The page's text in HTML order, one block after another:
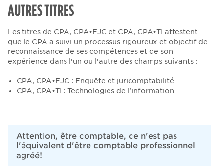
AUTRES TITRES
Les titres de CPA, CPA•EJC et CPA, CPA•TI attestent
que le CPA a suivi un processus rigoureux et objectif de
reconnaissance de ses compétences et de son
expérience dans l’un ou l’autre des champs suivants :
CPA, CPA•EJC : Enquête et juricomptabilité
CPA, CPA•TI : Technologies de l’information
Attention, être comptable, ce n'est pas
l'équivalent d'être comptable professionnel
agréé!